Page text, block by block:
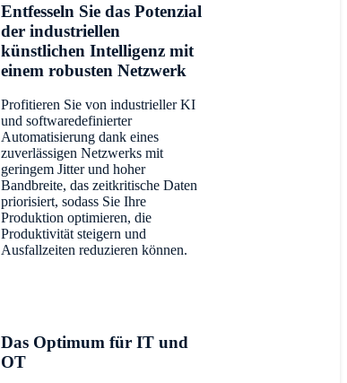
Entfesseln Sie das Potenzial
der industriellen
künstlichen Intelligenz mit
einem robusten Netzwerk
Profitieren Sie von industrieller KI
und softwaredefinierter
Automatisierung dank eines
zuverlässigen Netzwerks mit
geringem Jitter und hoher
Bandbreite, das zeitkritische Daten
priorisiert, sodass Sie Ihre
Produktion optimieren, die
Produktivität steigern und
Ausfallzeiten reduzieren können.
Das Optimum für IT und
OT